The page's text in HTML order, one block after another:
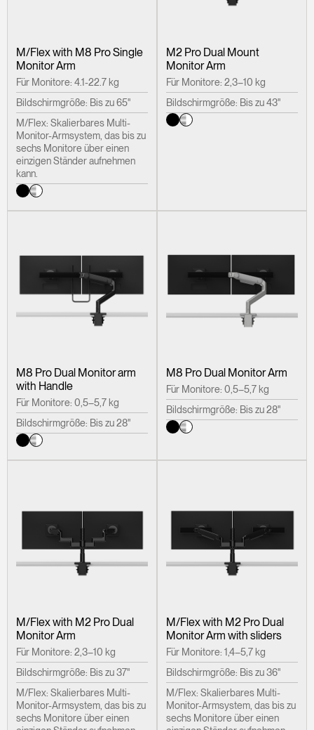
M/Flex with M8 Pro Single
Monitor Arm
Für Monitore: 4.1-22.7 kg
Bildschirmgröße: Bis zu 65"
M/Flex: Skalierbares Multi-
Monitor-Armsystem, das bis zu
sechs Monitore über einen
einzigen Ständer aufnehmen
kann.
M2 Pro Dual Mount
Monitor Arm
Für Monitore: 2,3–10 kg
Bildschirmgröße: Bis zu 43"
M8 Pro Dual Monitor arm
with Handle
Für Monitore: 0,5–5,7 kg
Bildschirmgröße: Bis zu 28"
M8 Pro Dual Monitor Arm
Für Monitore: 0,5–5,7 kg
Bildschirmgröße: Bis zu 28"
M/Flex with M2 Pro Dual
Monitor Arm
Für Monitore: 2,3–10 kg
Bildschirmgröße: Bis zu 37"
M/Flex: Skalierbares Multi-
Monitor-Armsystem, das bis zu
sechs Monitore über einen
M/Flex with M2 Pro Dual
Monitor Arm with sliders
Für Monitore: 1,4–5,7 kg
Bildschirmgröße: Bis zu 36"
M/Flex: Skalierbares Multi-
Monitor-Armsystem, das bis zu
sechs Monitore über einen